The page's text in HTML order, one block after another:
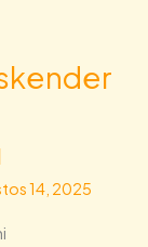
14, 2025